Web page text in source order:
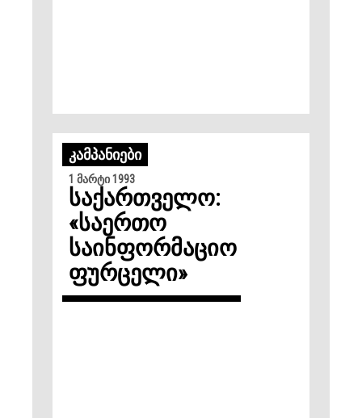
ᲙᲐᲛᲞᲐᲜᲘᲔᲑᲘ
1 მარტი 1993
საქართველო:
«საერთო
საინფორმაციო
ფურცელი»